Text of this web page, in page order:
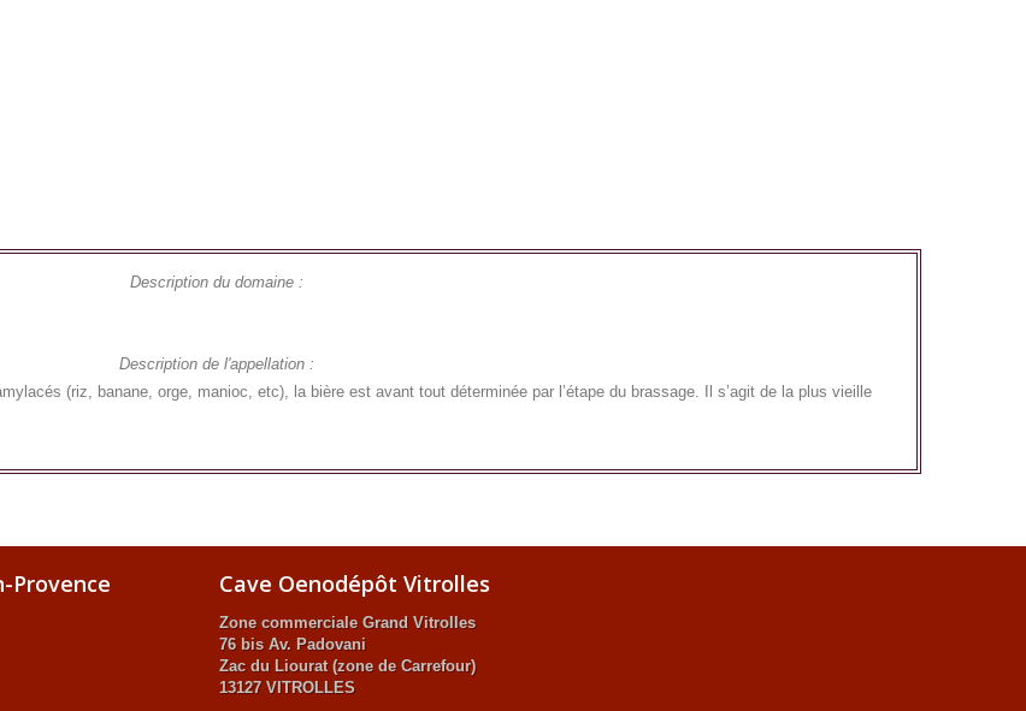
Description du domaine :
Description de l'appellation :
(riz, banane, orge, manioc, etc), la bière est avant tout déterminée par l’étape du brassage. Il s’agit de la plus vieille
Provence Cave Oenodépôt Vitrolles
Zone commerciale Grand Vitrolles
76 bis Av. Padovani
Zac du Liourat (zone de Carrefour)
13127 VITROLLES